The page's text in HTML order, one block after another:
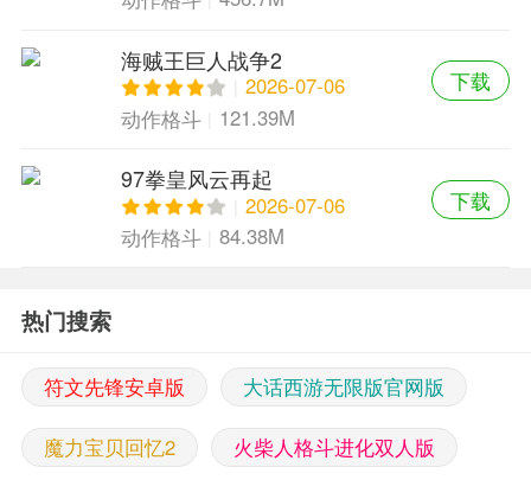
海贼王巨人战争2
2026-07-06
动作格斗
121.39M
下载
97拳皇风云再起
2026-07-06
动作格斗
84.38M
下载
热门搜索
符文先锋安卓版 大话西游无限版官网版
魔力宝贝回忆2 火柴人格斗进化双人版